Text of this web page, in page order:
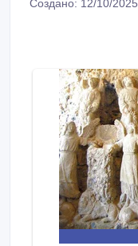
Создано: 12/10/2025